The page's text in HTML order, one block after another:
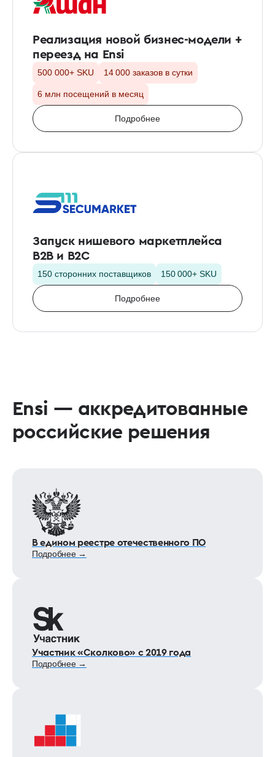
Реализация новой бизнес-модели +
переезд на Ensi
500 000+ SKU 14 000 заказов в сутки
6 млн посещений в месяц
Подробнее
Запуск нишевого маркетплейса
B2B и B2C
150 сторонних поставщиков 150 000+ SKU
Подробнее
Ensi — аккредитованные
российские решения
В едином реестре отечественного ПО
Подробнее →
Участник «Сколково» с 2019 года
Подробнее →